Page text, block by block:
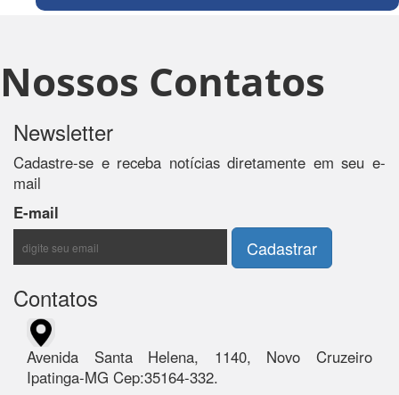
Nossos Contatos
Newsletter
Cadastre-se e receba notícias diretamente em seu e-
mail
E-mail
Contatos
Avenida Santa Helena, 1140, Novo Cruzeiro
Ipatinga-MG Cep:35164-332.